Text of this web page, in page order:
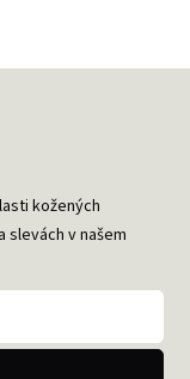
kožených
slevách v našem